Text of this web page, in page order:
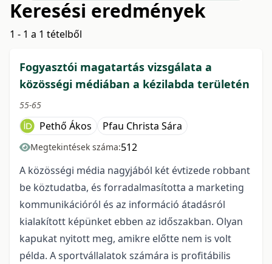
Keresési eredmények
1 - 1 a 1 tételből
Fogyasztói magatartás vizsgálata a
közösségi médiában a kézilabda területén
55-65
Pethő Ákos Pfau Christa Sára
Megtekintések száma:512
A közösségi média nagyjából két évtizede robbant
be köztudatba, és forradalmasította a marketing
kommunikációról és az információ átadásról
kialakított képünket ebben az időszakban. Olyan
kapukat nyitott meg, amikre előtte nem is volt
példa. A sportvállalatok számára is profitábilis